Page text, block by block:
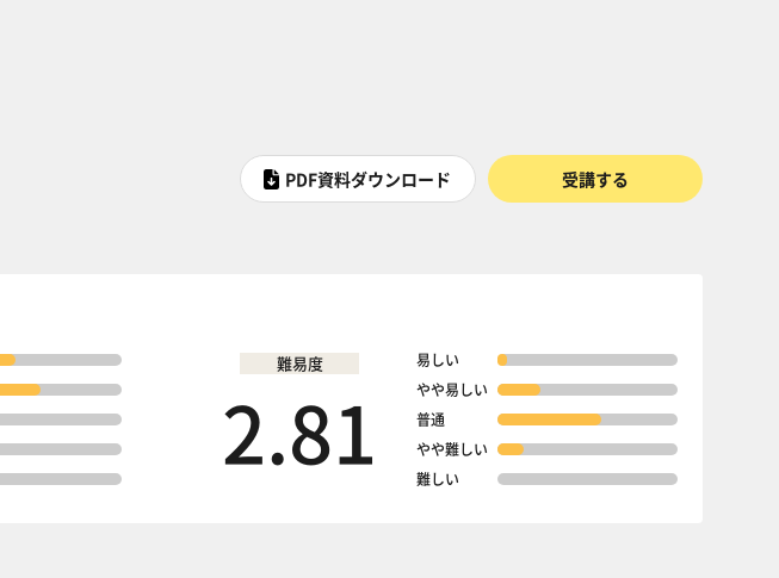
PDF資料ダウンロード 受講する
難易度
2.81
易しい
やや易しい
普通
やや難しい
難しい